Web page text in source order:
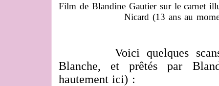
Film de Blandine Gautier sur le carnet
Nicard (13 ans au
Voici quelques scans
Blanche, et prêtés par
hautement ici) :